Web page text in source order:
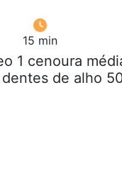
15 min
1 cenoura
de alho